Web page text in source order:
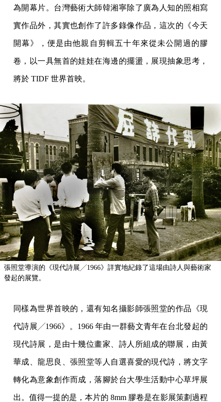
為開幕片。台灣藝術大師韓湘寧除了廣為人知的照相寫
實作品外，其實也創作了許多錄像作品，這次的《今天
開幕》，便是由他親自剪輯五十年來從未公開過的膠
卷，以一具無首的娃娃在海邊的擺盪，展現抽象思考，
將於 TIDF 世界首映。
張照堂導演的《現代詩展╱1966》詳實地紀錄了這場由詩人與藝術家
發起的展覽。
同樣為世界首映的，還有知名攝影師張照堂的作品《現
代詩展╱1966》。1966 年由一群藝文青年在台北發起的
現代詩展，是由十幾位畫家、詩人所組成的聯展，由黃
華成、龍思良、張照堂等人自選喜愛的現代詩，將文字
轉化為意象創作而成，落腳於台大學生活動中心草坪展
出。值得一提的是，本片的 8mm 膠卷是在影展策劃過程